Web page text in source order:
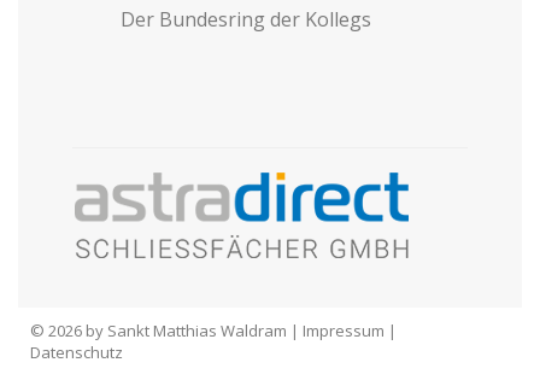
Der Bundesring der Kollegs
© 2026 by Sankt Matthias Waldram | Impressum |
Datenschutz